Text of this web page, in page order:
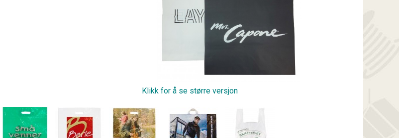
Klikk for å se større versjon